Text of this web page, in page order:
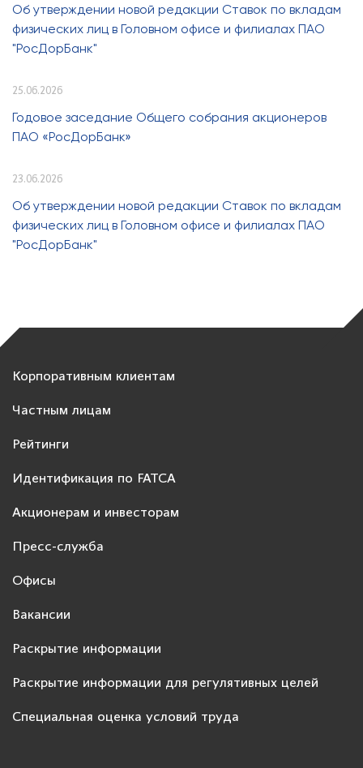
Об утверждении новой редакции Ставок по вкладам
физических лиц в Головном офисе и филиалах ПАО
"РосДорБанк"
25.06.2026
Годовое заседание Общего собрания акционеров
ПАО «РосДорБанк»
23.06.2026
Об утверждении новой редакции Ставок по вкладам
физических лиц в Головном офисе и филиалах ПАО
"РосДорБанк"
Корпоративным клиентам
Частным лицам
Рейтинги
Идентификация по FATCA
Акционерам и инвесторам
Пресс-служба
Офисы
Вакансии
Раскрытие информации
Раскрытие информации для регулятивных целей
Специальная оценка условий труда